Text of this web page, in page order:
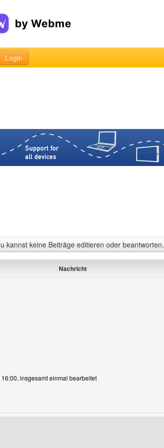
Login
kannst keine Beiträge editieren oder beantworten.
Nachricht
insgesamt einmal bearbeitet